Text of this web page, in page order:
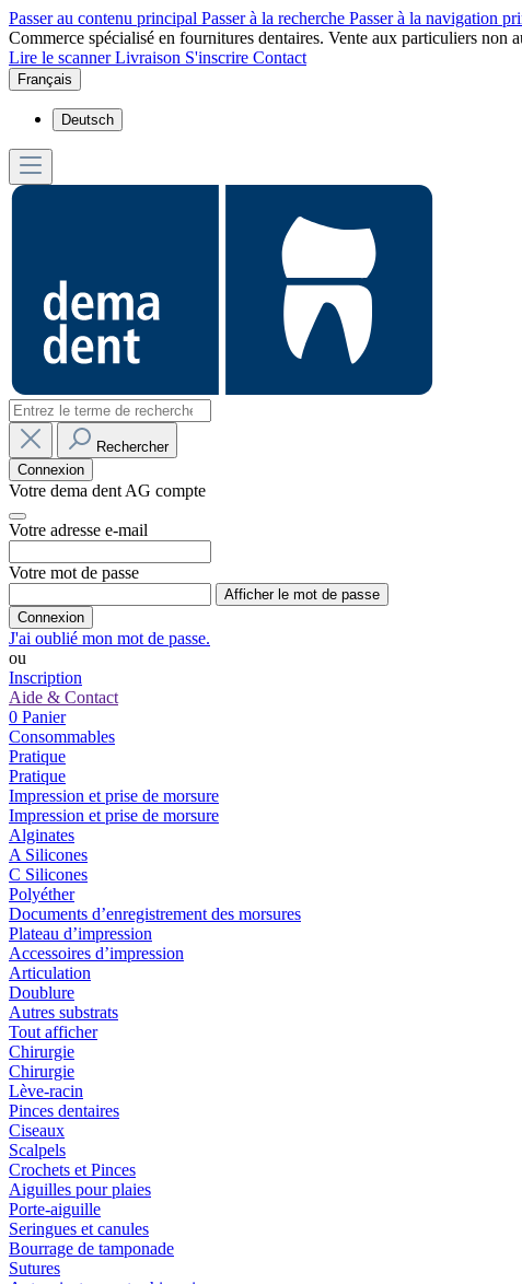
Passer au contenu principal Passer à la recherche Passer à la navigation
Commerce spécialisé en fournitures dentaires. Vente aux particuliers non
Lire le scannerLivraison S'inscrire Contact
Français
Deutsch
Rechercher
Connexion
Votre dema dent AG compte
Votre adresse e-mail
Votre mot de passe
Afficher le mot de passe
Connexion
J'ai oublié mon mot de passe.
ou
Inscription
Aide & Contact
0 Panier
Consommables
Pratique
Pratique
Impression et prise de morsure
Impression et prise de morsure
Alginates
A Silicones
C Silicones
Polyéther
Documents d’enregistrement des morsures
Plateau d’impression
Accessoires d’impression
Articulation
Doublure
Autres substrats
Tout afficher
Chirurgie
Chirurgie
Lève-racin
Pinces dentaires
Ciseaux
Scalpels
Crochets et Pinces
Aiguilles pour plaies
Porte-aiguille
Seringues et canules
Bourrage de tamponade
Sutures